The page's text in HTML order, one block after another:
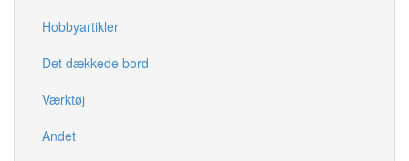
Hobbyartikler
Det dækkede bord
Værktøj
Andet